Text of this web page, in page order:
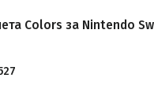
Colors за Nintendo